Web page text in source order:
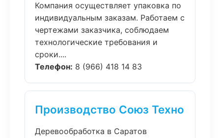
Компания осуществляет упаковка по
индивидуальным заказам. Работаем с
чертежами заказчика, соблюдаем
технологические требования и
сроки....
Телефон: 8 (966) 418 14 83
Производство Союз Техно
Деревообработка в Саратов